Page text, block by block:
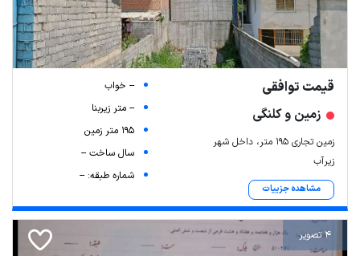
قیمت توافقی
زمین و کلنگی
زمین تجاری 195 متر، داخل شهر
زیرآب
مشاهده جزییات
-- خواب
-- متر زیربنا
195 متر زمین
سال ساخت --
شماره طبقه: --
4 تصویر